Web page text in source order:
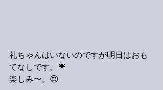
礼ちゃんはいないのですが明日はおも
てなしです。💗
楽しみ〜。😍